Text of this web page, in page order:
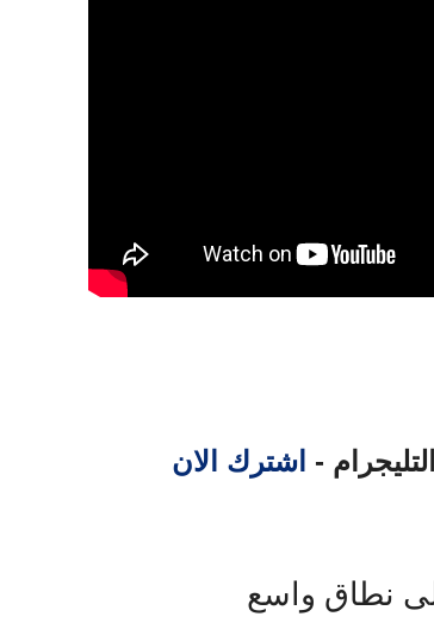
- اشترك الان
نطاق واسع